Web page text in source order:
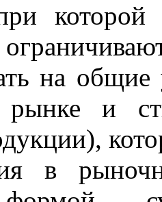
которой
на
и
в